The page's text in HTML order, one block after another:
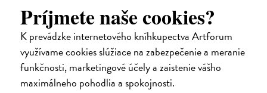
Príjmete naše cookies?
K prevádzke internetového kníhkupectva Artforum
využívame cookies slúžiace na zabezpečenie a meranie
funkčnosti, marketingové účely a zaistenie vášho
maximálneho pohodlia a spokojnosti.
vysťahovalectva,…
Na stiahnutie akoMP3
15,95 €